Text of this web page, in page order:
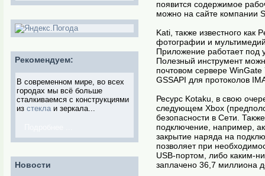
Рекомендуем:
В современном мире, во всех
городах мы всё больше
сталкиваемся с конструкциями
из стекла и зеркала...
Новости
появится содержимое
можно на сайте компании
Kati, также известного
фотографии и
Приложение работает под
Полезный инструмент
почтовом сервере WinGate
GSSAPI для протоколов
Ресурс Kotaku, в свою
следующем Xbox
безопасности в Сети.
подключение, например,
закрытие наряда на
позволяет при
USB-портом, либо каким-
заплачено 36,7 миллиона